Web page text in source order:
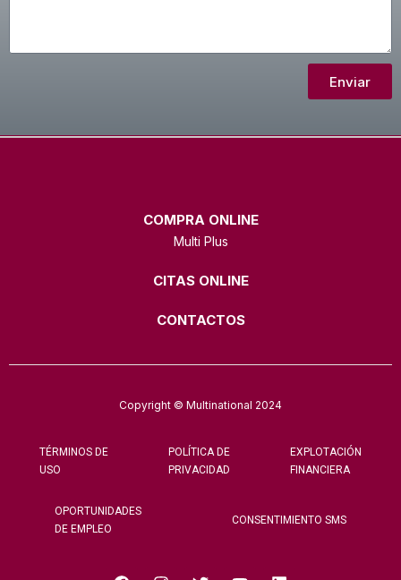
Enviar
COMPRA ONLINE
Multi Plus
CITAS ONLINE
CONTACTOS
Copyright © Multinational 2024
TÉRMINOS DE
USO
POLÍTICA DE
PRIVACIDAD
EXPLOTACIÓN
FINANCIERA
OPORTUNIDADES
DE EMPLEO
CONSENTIMIENTO SMS